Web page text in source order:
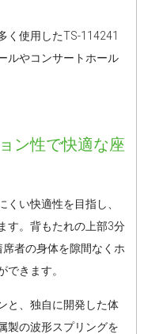
く使用したTS-114241
ルやコンサートホール
ン性で快適な座
い快適性を目指し、
す。背もたれの上部3分
者の身体を隙間なくホ
できます。
と、独自に開発した体
製の波形スプリングを